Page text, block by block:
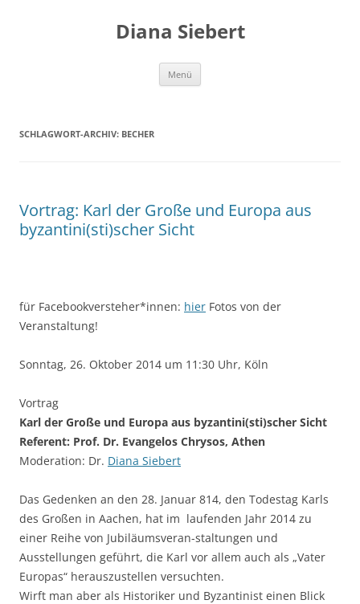
Diana Siebert
Menü
SCHLAGWORT-ARCHIV: BECHER
Vortrag: Karl der Große und Europa aus
byzantini(sti)scher Sicht
für Facebookversteher*innen: hier Fotos von der
Veranstaltung!
Sonntag, 26. Oktober 2014 um 11:30 Uhr, Köln
Vortrag
Karl der Große und Europa aus byzantini(sti)scher Sicht
Referent: Prof. Dr. Evangelos Chrysos, Athen
Moderation: Dr. Diana Siebert
Das Gedenken an den 28. Januar 814, den Todestag Karls
des Großen in Aachen, hat im laufenden Jahr 2014 zu
einer Reihe von Jubiläumsveran-staltungen und
Ausstellungen geführt, die Karl vor allem auch als „Vater
Europas“ herauszustellen versuchten.
Wirft man aber als Historiker und Byzantinist einen Blick